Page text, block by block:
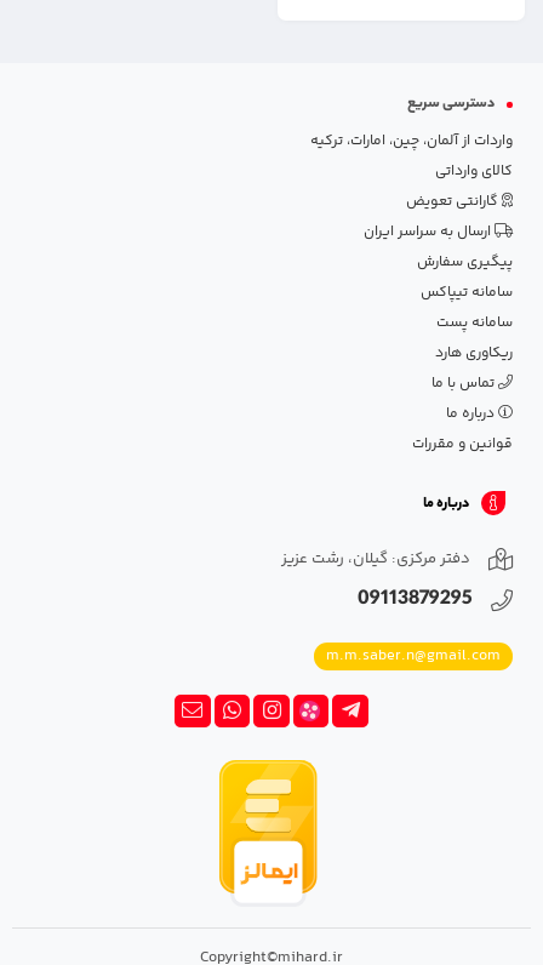
دسترسی سریع
واردات از آلمان، چین، امارات، ترکیه
کالای وارداتی
گارانتی تعویض
ارسال به سراسر ایران
پیگیری سفارش
سامانه تیپاکس
سامانه پست
ریکاوری هارد
تماس با ما
درباره ما
قوانین و مقررات
درباره ما
دفتر مرکزی: گیلان، رشت عزیز
09113879295
m.m.saber.n@gmail.com
Copyright©mihard.ir